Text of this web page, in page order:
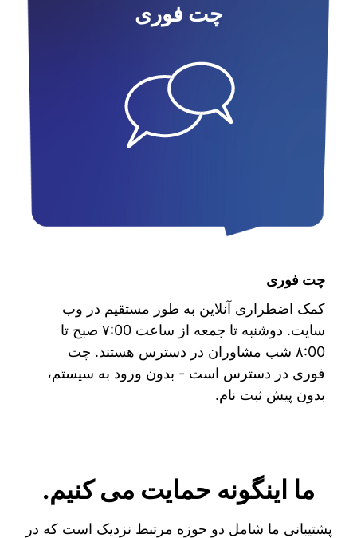
چت فوری
چت فوری
کمک اضطراری آنلاین به طور مستقیم در وب
سایت. دوشنبه تا جمعه از ساعت ۷:00 صبح تا
۸:00 شب مشاوران در دسترس هستند. چت
فوری در دسترس است - بدون ورود به سیستم،
بدون پیش ثبت نام.
ما اینگونه حمایت می کنیم.
پشتیبانی ما شامل دو حوزه مرتبط نزدیک است که در